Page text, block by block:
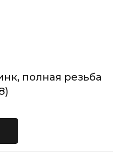
полная резьба